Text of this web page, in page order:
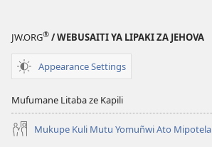
JW.ORG® / WEBUSAITI YA LIPAKI ZA JEHOVA
Appearance Settings
Mufumane Litaba ze Kapili
Mukupe Kuli Mutu Yomuñwi Ato Mipotela